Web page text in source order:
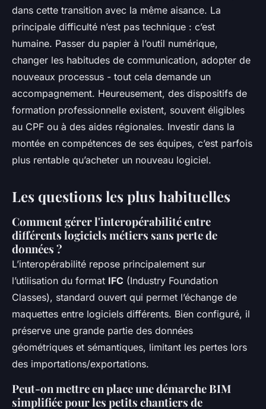
dans cette transition avec la même aisance. La
principale difficulté n’est pas technique : c’est
humaine. Passer du papier à l’outil numérique,
changer les habitudes de communication, adopter de
nouveaux processus - tout cela demande un
accompagnement. Heureusement, des dispositifs de
formation professionnelle existent, souvent éligibles
au CPF ou à des aides régionales. Investir dans la
montée en compétences de ses équipes, c’est parfois
plus rentable qu’acheter un nouveau logiciel.
Les questions les plus habituelles
Comment gérer l'interopérabilité entre
différents logiciels métiers sans perte de
données ?
L’interopérabilité repose principalement sur
l’utilisation du format IFC (Industry Foundation
Classes), standard ouvert qui permet l’échange de
maquettes entre logiciels différents. Bien configuré, il
préserve une grande partie des données
géométriques et sémantiques, limitant les pertes lors
des importations/exportations.
Peut-on mettre en place une démarche BIM
simplifiée pour les petits chantiers de